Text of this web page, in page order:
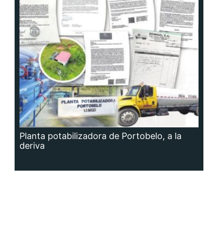
Planta potabilizadora de Portobelo, a la
deriva